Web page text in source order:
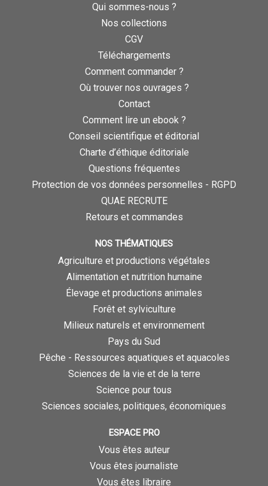
Qui sommes-nous ?
Nos collections
CGV
Téléchargements
Comment commander ?
Où trouver nos ouvrages ?
Contact
Comment lire un ebook ?
Conseil scientifique et éditorial
Charte d’éthique éditoriale
Questions fréquentes
Protection de vos données personnelles - RGPD
QUAE RECRUTE
Retours et commandes
NOS THÉMATIQUES
Agriculture et productions végétales
Alimentation et nutrition humaine
Élevage et productions animales
Forêt et sylviculture
Milieux naturels et environnement
Pays du Sud
Pêche - Ressources aquatiques et aquacoles
Sciences de la vie et de la terre
Science pour tous
Sciences sociales, politiques, économiques
ESPACE PRO
Vous êtes auteur
Vous êtes journaliste
Vous êtes libraire